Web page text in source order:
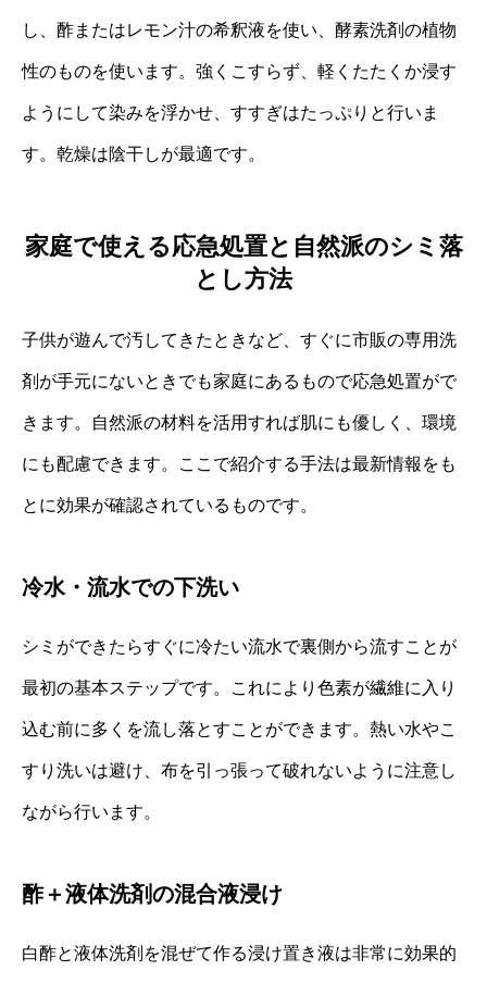
し、酢またはレモン汁の希釈液を使い、酵素洗剤の植物
性のものを使います。強くこすらず、軽くたたくか浸す
ようにして染みを浮かせ、すすぎはたっぷりと行いま
す。乾燥は陰干しが最適です。
家庭で使える応急処置と自然派のシミ落
とし方法
子供が遊んで汚してきたときなど、すぐに市販の専用洗
剤が手元にないときでも家庭にあるもので応急処置がで
きます。自然派の材料を活用すれば肌にも優しく、環境
にも配慮できます。ここで紹介する手法は最新情報をも
とに効果が確認されているものです。
冷水・流水での下洗い
シミができたらすぐに冷たい流水で裏側から流すことが
最初の基本ステップです。これにより色素が繊維に入り
込む前に多くを流し落とすことができます。熱い水やこ
すり洗いは避け、布を引っ張って破れないように注意し
ながら行います。
酢＋液体洗剤の混合液浸け
白酢と液体洗剤を混ぜて作る浸け置き液は非常に効果的